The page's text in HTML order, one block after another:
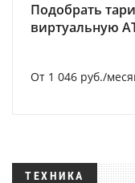
Подобрать
виртуальную
От 1 046 руб./
ТЕХНИКА